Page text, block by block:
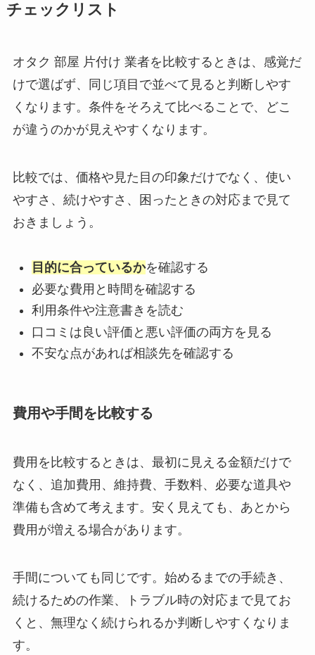
チェックリスト
オタク 部屋 片付け 業者を比較するときは、感覚だ
けで選ばず、同じ項目で並べて見ると判断しやす
くなります。条件をそろえて比べることで、どこ
が違うのかが見えやすくなります。
比較では、価格や見た目の印象だけでなく、使い
やすさ、続けやすさ、困ったときの対応まで見て
おきましょう。
目的に合っているかを確認する
必要な費用と時間を確認する
利用条件や注意書きを読む
口コミは良い評価と悪い評価の両方を見る
不安な点があれば相談先を確認する
費用や手間を比較する
費用を比較するときは、最初に見える金額だけで
なく、追加費用、維持費、手数料、必要な道具や
準備も含めて考えます。安く見えても、あとから
費用が増える場合があります。
手間についても同じです。始めるまでの手続き、
続けるための作業、トラブル時の対応まで見てお
くと、無理なく続けられるか判断しやすくなりま
す。